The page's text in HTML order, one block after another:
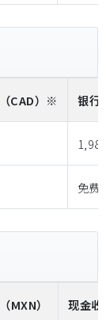
（CAD）※ 银行
1,980
免费
（MXN） 现金收